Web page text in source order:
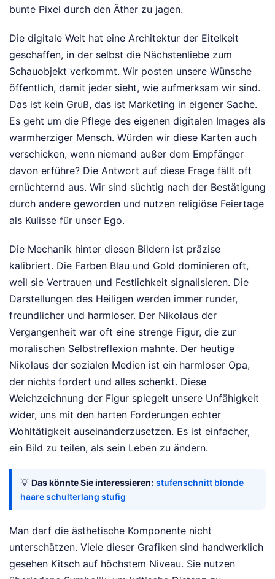
bunte Pixel durch den Äther zu jagen.
Die digitale Welt hat eine Architektur der Eitelkeit
geschaffen, in der selbst die Nächstenliebe zum
Schauobjekt verkommt. Wir posten unsere Wünsche
öffentlich, damit jeder sieht, wie aufmerksam wir sind.
Das ist kein Gruß, das ist Marketing in eigener Sache.
Es geht um die Pflege des eigenen digitalen Images als
warmherziger Mensch. Würden wir diese Karten auch
verschicken, wenn niemand außer dem Empfänger
davon erführe? Die Antwort auf diese Frage fällt oft
ernüchternd aus. Wir sind süchtig nach der Bestätigung
durch andere geworden und nutzen religiöse Feiertage
als Kulisse für unser Ego.
Die Mechanik hinter diesen Bildern ist präzise
kalibriert. Die Farben Blau und Gold dominieren oft,
weil sie Vertrauen und Festlichkeit signalisieren. Die
Darstellungen des Heiligen werden immer runder,
freundlicher und harmloser. Der Nikolaus der
Vergangenheit war oft eine strenge Figur, die zur
moralischen Selbstreflexion mahnte. Der heutige
Nikolaus der sozialen Medien ist ein harmloser Opa,
der nichts fordert und alles schenkt. Diese
Weichzeichnung der Figur spiegelt unsere Unfähigkeit
wider, uns mit den harten Forderungen echter
Wohltätigkeit auseinanderzusetzen. Es ist einfacher,
ein Bild zu teilen, als sein Leben zu ändern.
💡 Das könnte Sie interessieren: stufenschnitt blonde
haare schulterlang stufig
Man darf die ästhetische Komponente nicht
unterschätzen. Viele dieser Grafiken sind handwerklich
gesehen Kitsch auf höchstem Niveau. Sie nutzen